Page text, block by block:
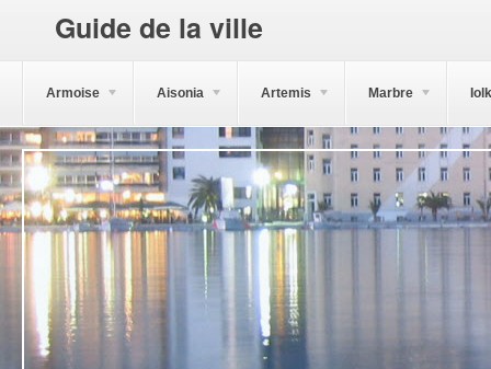
Guide de la ville
Armoise Aisonia Artemis Marbre